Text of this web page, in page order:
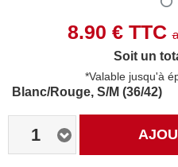
8.90 € TTC
Soit un
*Valable jusqu'à
Blanc/Rouge, S/M (36/42)
1